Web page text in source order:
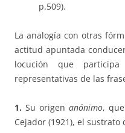
p.509).
La analogía con otras
actitud apuntada
locución que
representativas de las
1. Su origenanónimo,
Cejador (1921), el